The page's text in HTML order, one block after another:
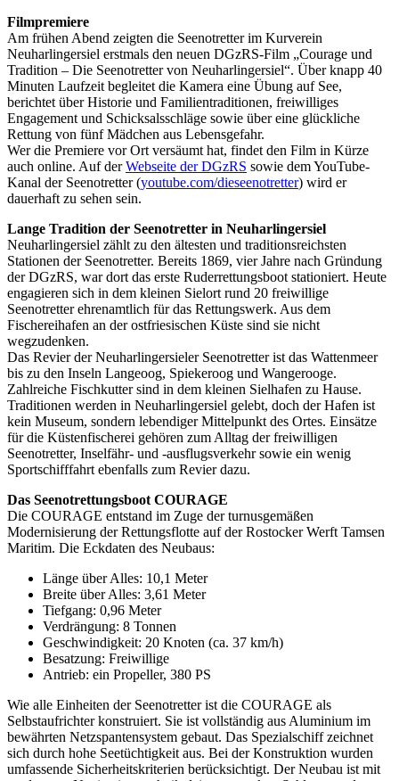
Filmpremiere
Am frühen Abend zeigten die Seenotretter im Kurverein
Neuharlingersiel erstmals den neuen DGzRS-Film „Courage und
Tradition – Die Seenotretter von Neuharlingersiel“. Über knapp 40
Minuten Laufzeit begleitet die Kamera eine Übung auf See,
berichtet über Historie und Familientraditionen, freiwilliges
Engagement und Schicksalsschläge sowie über eine glückliche
Rettung von fünf Mädchen aus Lebensgefahr.
Wer die Premiere vor Ort versäumt hat, findet den Film in Kürze
auch online. Auf derWebseite der DGzRS sowie dem YouTube-
Kanal der Seenotretter (youtube.com/dieseenotretter) wird er
dauerhaft zu sehen sein.
Lange Tradition der Seenotretter in Neuharlingersiel
Neuharlingersiel zählt zu den ältesten und traditionsreichsten
Stationen der Seenotretter. Bereits 1869, vier Jahre nach Gründung
der DGzRS, war dort das erste Ruderrettungsboot stationiert. Heute
engagieren sich in dem kleinen Sielort rund 20 freiwillige
Seenotretter ehrenamtlich für das Rettungswerk. Aus dem
Fischereihafen an der ostfriesischen Küste sind sie nicht
wegzudenken.
Das Revier der Neuharlingersieler Seenotretter ist das Wattenmeer
bis zu den Inseln Langeoog, Spiekeroog und Wangerooge.
Zahlreiche Fischkutter sind in dem kleinen Sielhafen zu Hause.
Traditionen werden in Neuharlingersiel gelebt, doch der Hafen ist
kein Museum, sondern lebendiger Mittelpunkt des Ortes. Einsätze
für die Küstenfischerei gehören zum Alltag der freiwilligen
Seenotretter, Inselfähr- und -ausflugsverkehr sowie ein wenig
Sportschifffahrt ebenfalls zum Revier dazu.
Das Seenotrettungsboot COURAGE
Die COURAGE entstand im Zuge der turnusgemäßen
Modernisierung der Rettungsflotte auf der Rostocker Werft Tamsen
Maritim. Die Eckdaten des Neubaus:
Länge über Alles: 10,1 Meter
Breite über Alles: 3,61 Meter
Tiefgang: 0,96 Meter
Verdrängung: 8 Tonnen
Geschwindigkeit: 20 Knoten (ca. 37 km/h)
Besatzung: Freiwillige
Antrieb: ein Propeller, 380 PS
Wie alle Einheiten der Seenotretter ist die COURAGE als
Selbstaufrichter konstruiert. Sie ist vollständig aus Aluminium im
bewährten Netzspantensystem gebaut. Das Spezialschiff zeichnet
sich durch hohe Seetüchtigkeit aus. Bei der Konstruktion wurden
umfassende Sicherheitskriterien berücksichtigt. Der Neubau ist mit